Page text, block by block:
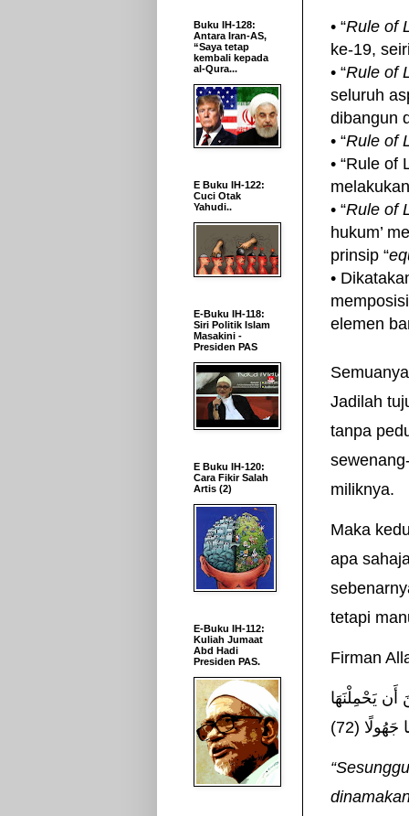
• “Rule of
ke-19,
• “Rule of
seluruh
dibangun
• “Rule of
• “Rule of
• “Rule of
hukum’
prinsip “
•
elemen
Jadilah
tanpa
miliknya.
Maka
apa
tetapi
Firman
أَن يَحْمِلْنَهَا
(72)
Buku IH-128:
Antara Iran-AS,
“Saya tetap
kembali kepada
al-Qura...
E Buku IH-122:
Cuci Otak
Yahudi..
E-Buku IH-118:
Siri Politik Islam
Masakini -
Presiden PAS
E Buku IH-120:
Cara Fikir Salah
Artis (2)
E-Buku IH-112:
Kuliah Jumaat
Abd Hadi
Presiden PAS.